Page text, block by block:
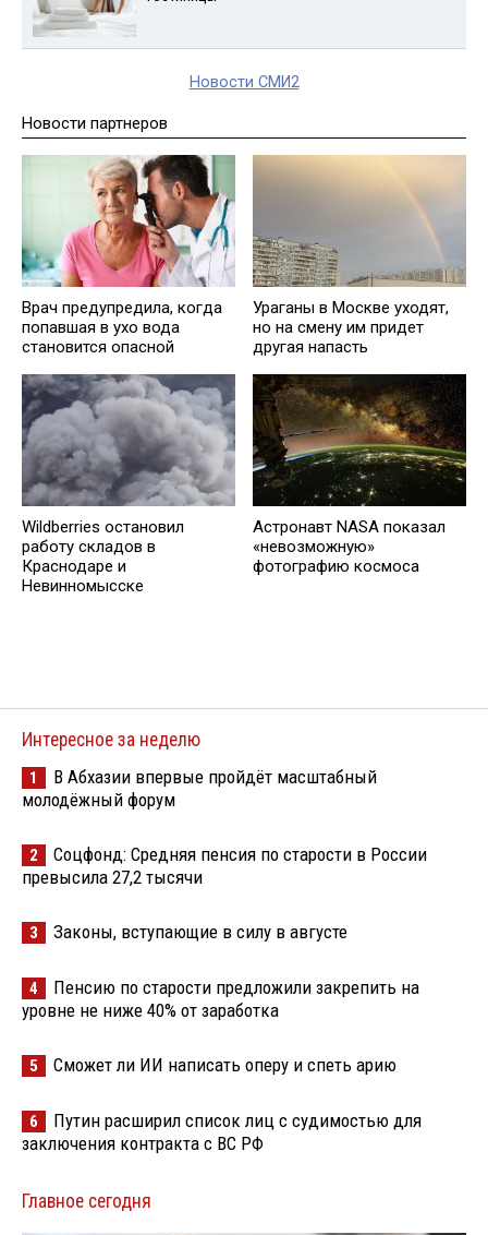
Новости СМИ2
Новости партнеров
Врач предупредила, когда
попавшая в ухо вода
становится опасной
Ураганы в Москве уходят,
но на смену им придет
другая напасть
Wildberries остановил
работу складов в
Краснодаре и
Невинномысске
Астронавт NASA показал
«невозможную»
фотографию космоса
Интересное за неделю
1
В Абхазии впервые пройдёт масштабный
молодёжный форум
2
Соцфонд: Средняя пенсия по старости в России
превысила 27,2 тысячи
3 Законы, вступающие в силу в августе
4
Пенсию по старости предложили закрепить на
уровне не ниже 40% от заработка
5 Сможет ли ИИ написать оперу и спеть арию
6
Путин расширил список лиц с судимостью для
заключения контракта с ВС РФ
Главное сегодня